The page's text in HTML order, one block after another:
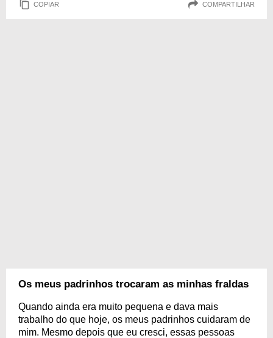
COPIAR COMPARTILHAR
Os meus padrinhos trocaram as minhas fraldas
Quando ainda era muito pequena e dava mais
trabalho do que hoje, os meus padrinhos cuidaram de
mim. Mesmo depois que eu cresci, essas pessoas